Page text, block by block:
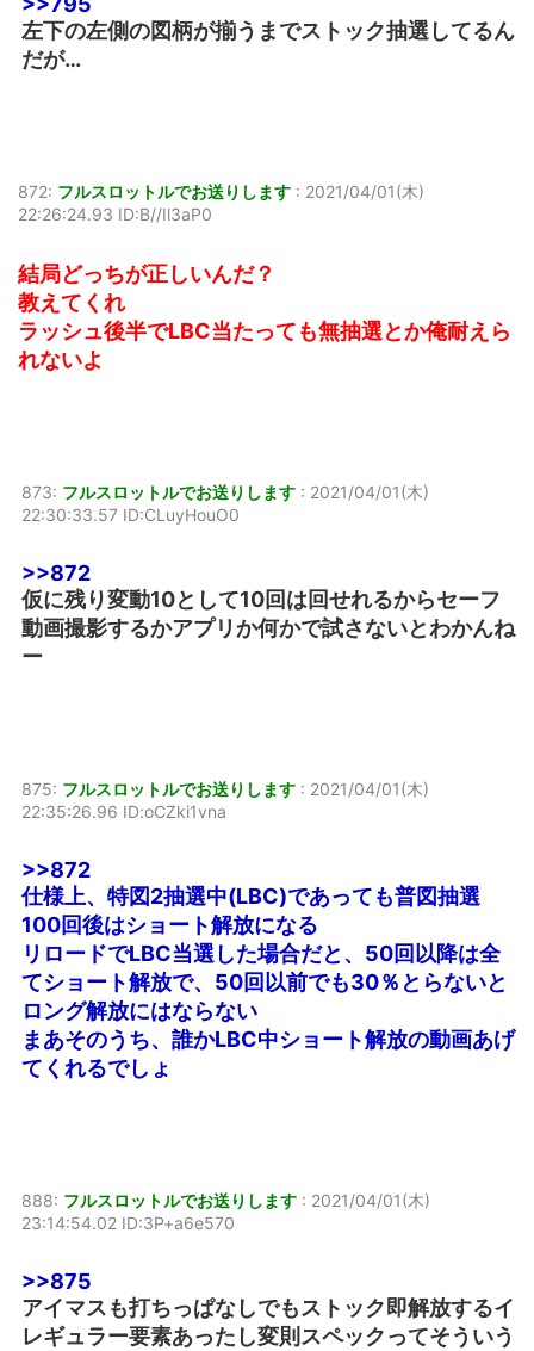
左下の左側の図柄が揃うまでストック抽選してるん
だが…
872: フルスロットルでお送りします : 2021/04/01(木)
22:26:24.93 ID:B//Il3aP0
結局どっちが正しいんだ？
教えてくれ
ラッシュ後半でLBC当たっても無抽選とか俺耐えら
れないよ
873: フルスロットルでお送りします : 2021/04/01(木)
22:30:33.57 ID:CLuyHouO0
>>872
仮に残り変動10として10回は回せれるからセーフ
動画撮影するかアプリか何かで試さないとわかんね
ー
875: フルスロットルでお送りします : 2021/04/01(木)
22:35:26.96 ID:oCZki1vna
>>872
仕様上、特図2抽選中(LBC)であっても普図抽選
100回後はショート解放になる
リロードでLBC当選した場合だと、50回以降は全
てショート解放で、50回以前でも30％とらないと
ロング解放にはならない
まあそのうち、誰かLBC中ショート解放の動画あげ
てくれるでしょ
888: フルスロットルでお送りします : 2021/04/01(木)
23:14:54.02 ID:3P+a6e570
>>875
アイマスも打ちっぱなしでもストック即解放するイ
レギュラー要素あったし変則スペックってそういう